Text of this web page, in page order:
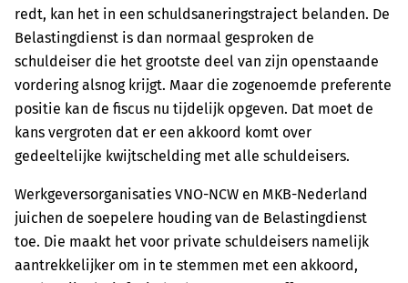
redt, kan het in een schuldsaneringstraject belanden. De
Belastingdienst is dan normaal gesproken de
schuldeiser die het grootste deel van zijn openstaande
vordering alsnog krijgt. Maar die zogenoemde preferente
positie kan de fiscus nu tijdelijk opgeven. Dat moet de
kans vergroten dat er een akkoord komt over
gedeeltelijke kwijtschelding met alle schuldeisers.
Werkgeversorganisaties VNO-NCW en MKB-Nederland
juichen de soepelere houding van de Belastingdienst
toe. Die maakt het voor private schuldeisers namelijk
aantrekkelijker om in te stemmen met een akkoord,